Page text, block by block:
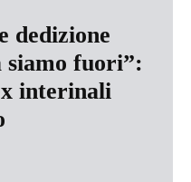
dedizione
siamo fuori”:
interinali